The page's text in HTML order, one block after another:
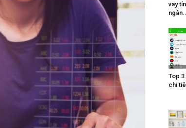
vay
Top 3
chi